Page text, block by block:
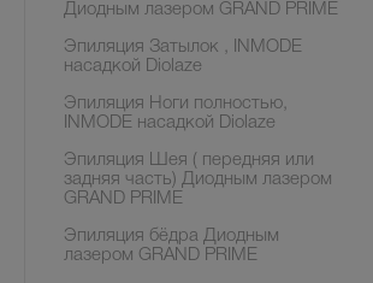
Диодным лазером GRAND PRIME
Эпиляция Затылок , INMODE
насадкой Diolaze
Эпиляция Ноги полностью,
INMODE насадкой Diolaze
Эпиляция Шея ( передняя или
задняя часть) Диодным лазером
GRAND PRIME
Эпиляция бёдра Диодным
лазером GRAND PRIME